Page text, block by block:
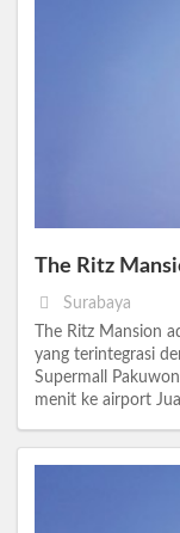
The Ritz
Surabaya
The Ritz Mansion
yang terintegrasi
Supermall
menit ke airport